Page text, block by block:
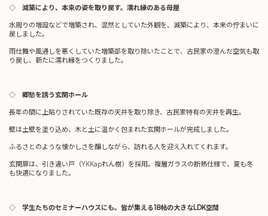
◇ 減築により、本来の姿を取り戻す。濡れ縁のある母屋
水周りの増設などで増築され、混然としていた外観を、減築により、本来の佇まいに
戻しました。
雨仕舞や風通しを悪くしていた増築部を取り除いたことで、古民家の澄んだ空気も取
り戻し、新たに濡れ縁をつくりました。
◇ 郷愁を誘う玄関ホール
長年の間に上貼りされていた既存の天井を取り除き、古民家特有の天井を再生。
壁は土壁を塗り込め、木と土に温かく包まれた玄関ホールが完成しました。
ふるさとのような懐かしさを醸しながら、訪れる人を迎え入れてくれます。
玄関扉は、引き違い戸（YKKapれん樹）を採用。複層ガラスの断熱仕様で、夏も冬
も快適になりました。
◇ 学生たちのセミナーハウスにも。皆が集える18帖の大きなLDK空間